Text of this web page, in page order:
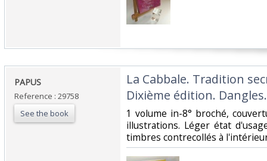
‎PAPUS‎
Reference : 29758
See the book
‎La Cabbale. Tradition
Dixième édition.
‎1 volume in-8° broché,
illustrations. Léger état
timbres contrecollés à